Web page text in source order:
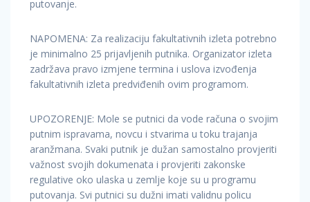
putovanje.
NAPOMENA: Za realizaciju fakultativnih izleta potrebno
je minimalno 25 prijavljenih putnika. Organizator izleta
zadržava pravo izmjene termina i uslova izvođenja
fakultativnih izleta predviđenih ovim programom.
UPOZORENJE: Mole se putnici da vode računa o svojim
putnim ispravama, novcu i stvarima u toku trajanja
aranžmana. Svaki putnik je dužan samostalno provjeriti
važnost svojih dokumenata i provjeriti zakonske
regulative oko ulaska u zemlje koje su u programu
putovanja. Svi putnici su dužni imati validnu policu